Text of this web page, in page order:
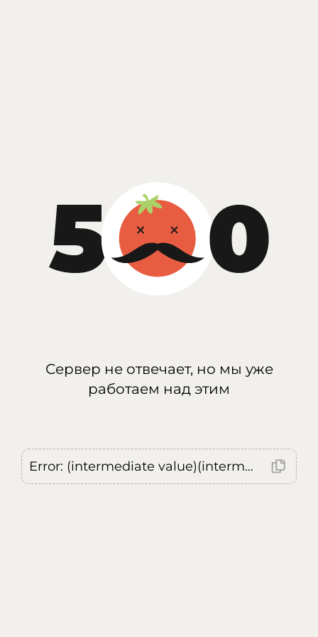
Сервер не отвечает, но мы уже
работаем над этим
Error: (intermediate value)(intermediate value)(intermediate value).replaceAll is not a function